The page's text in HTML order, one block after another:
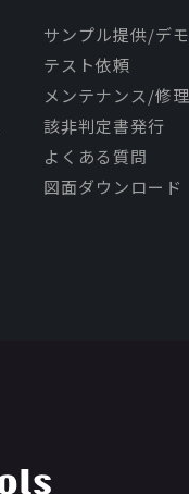
サンプル提供/デ
テスト依頼
メンテナンス/修
該非判定書発行
よくある質問
図面ダウンロード